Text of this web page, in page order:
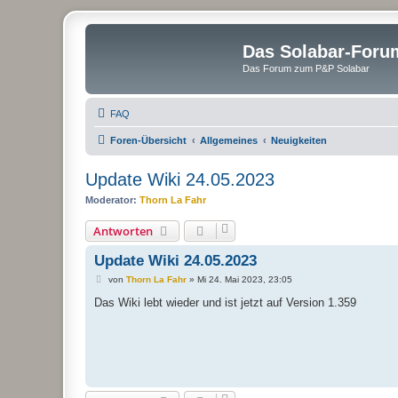
Das Solabar-
Das Forum zum P&P Solabar
FAQ
Foren-Übersicht Allgemeines Neuigkeiten
Update Wiki 24.05.2023
Moderator: Thorn La Fahr
Antworten
Update Wiki 24.05.2023
B
i
von Thorn La Fahr» Mi 24. Mai 2023, 23:05
Das Wiki lebt wieder und ist jetzt auf Version 1.359